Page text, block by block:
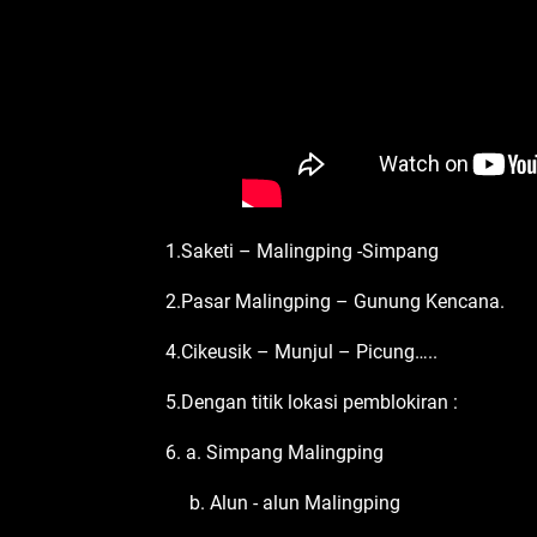
1.Saketi – Malingping -Simpang
2.Pasar Malingping – Gunung Kencana.
4.Cikeusik – Munjul – Picung…..
5.Dengan titik lokasi pemblokiran :
6. a. Simpang Malingping
b. Alun - alun Malingping